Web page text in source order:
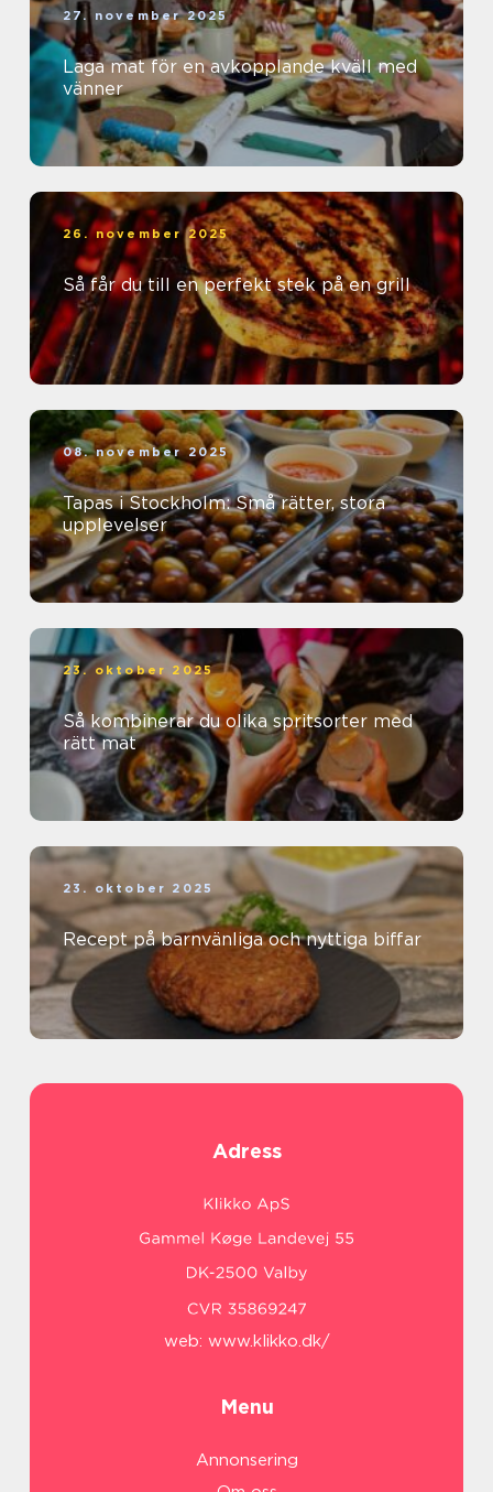
27. november 2025
Laga mat för en avkopplande kväll med
vänner
26. november 2025
Så får du till en perfekt stek på en grill
08. november 2025
Tapas i Stockholm: Små rätter, stora
upplevelser
23. oktober 2025
Så kombinerar du olika spritsorter med
rätt mat
23. oktober 2025
Recept på barnvänliga och nyttiga biffar
Adress
web: www.klikko.dk/
Menu
Annonsering